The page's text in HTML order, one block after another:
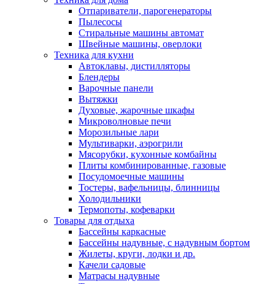
Отпариватели, парогенераторы
Пылесосы
Стиральные машины автомат
Швейные машины, оверлоки
Техника для кухни
Автоклавы, дистилляторы
Блендеры
Варочные панели
Вытяжки
Духовые, жарочные шкафы
Микроволновые печи
Морозильные лари
Мультиварки, аэрогрили
Мясорубки, кухонные комбайны
Плиты комбинированные, газовые
Посудомоечные машины
Тостеры, вафельницы, блинницы
Холодильники
Термопоты, кофеварки
Товары для отдыха
Бассейны каркасные
Бассейны надувные, с надувным бортом
Жилеты, круги, лодки и др.
Качели садовые
Матрасы надувные